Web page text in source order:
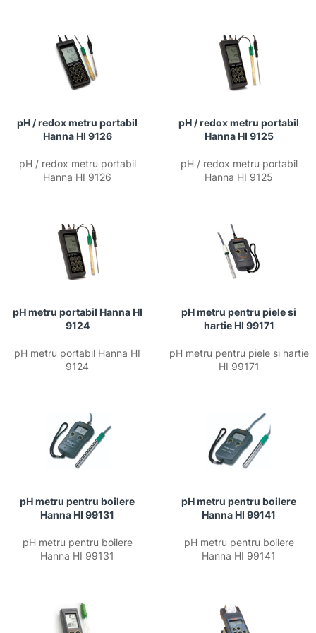
pH / redox metru portabil
Hanna HI 9126
pH / redox metru portabil
Hanna HI 9126
pH / redox metru portabil
Hanna HI 9125
pH / redox metru portabil
Hanna HI 9125
pH metru portabil Hanna HI
9124
pH metru portabil Hanna HI
9124
pH metru pentru piele si
hartie HI 99171
pH metru pentru piele si hartie
HI 99171
pH metru pentru boilere
Hanna HI 99131
pH metru pentru boilere
Hanna HI 99131
pH metru pentru boilere
Hanna HI 99141
pH metru pentru boilere
Hanna HI 99141